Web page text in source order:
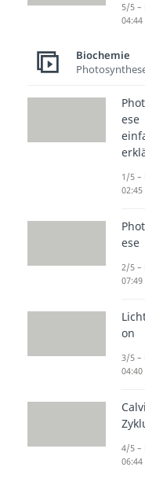
Je
süßer
essbar
Dort
Zum
5/5 –
04:44
Biochemie
ese
1/5 –
02:45
ese
2/5 –
07:49
on
3/5 –
04:40
4/5 –
06:44